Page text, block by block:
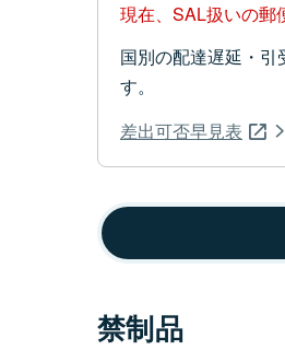
現在、SAL扱いの郵
国別の配達遅延・
す。
差出可否早見表
禁制品